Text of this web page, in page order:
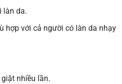
làn da.
hợp với cả người có làn da nhạy
nhiều lần.